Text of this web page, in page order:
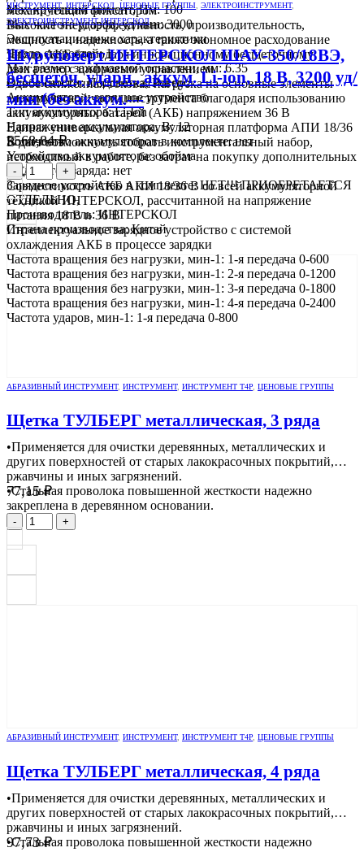
Max крутящий момент, Нм: 100
Max частота ударов, уд/мин: 3000
Эксплуатационные характеристики
Число скоростей: 1
Max размер зажимаемой оснастки, мм: 6.35
Особенности: Подсветка, Реверс
Аккумулятор и зарядное устройство
Тип аккумулятора: Li-Ion
Напряжение аккумулятора, В: 12
Количество аккумуляторов в комплекте: нет
Устройство аккумулятора: обойма
Индикатор заряда: нет
Зарядное устройство в комплекте: НЕТ!!! ПРИОБРЕТАЕТСЯ
ОТДЕЛЬНО,
Производитель: ИНТЕРСКОЛ
Страна производства: Китай
механическим фиксатором
Высокие энергоэффективность, производительность,
мощность и надежность, а также экономное расходование
заряда АКБ благодаря инновационному бесщеточному
двигателю с цифровым управлением
Вдвое сниженная токовая нагрузка на основные элементы
электрической части инструмента благодаря использованию
аккумуляторных батарей (АКБ) напряжением 36 В
Единая универсальная аккумуляторная платформа АПИ 18/36
В дает возможность собрать инструментальный набор,
необходимый в работе, без затрат на покупку дополнительных
АКБ
Совместимость АКБ АПИ 18/36 В со всей аккумуляторной
техникой ИНТЕРСКОЛ, рассчитанной на напряжение
питания 18 В и 36 В
Интеллектуальное зарядное устройство с системой
охлаждения АКБ в процессе зарядки
Частота вращения без нагрузки, мин-1: 1-я передача 0-600
Частота вращения без нагрузки, мин-1: 2-я передача 0-1200
Частота вращения без нагрузки, мин-1: 3-я передача 0-1800
Частота вращения без нагрузки, мин-1: 4-я передача 0-2400
Частота ударов, мин-1: 1-я передача 0-800
ИНСТРУМЕНТ, ИНТЕРСКОЛ ЦЕНОВЫЕ ГРУППЫ ЭЛЕКТРОИНСТРУМЕНТ,
ЭЛЕКТРОИНСТРУМЕНТ ИНТЕРСКОЛ
Шуруповерт ИНТЕРСКОЛ ШАУ-350/18ВЭ,
бесщеточ, ударн., аккум. Li-ion, 18 В, 3200 уд/
мин (без аккум.---
5568,84₽
- +
АБРАЗИВНЫЙ ИНСТРУМЕНТ, ИНСТРУМЕНТ, ИНСТРУМЕНТ Т4Р ЦЕНОВЫЕ ГРУППЫ
Щетка ТУЛБЕРГ металлическая, 3 ряда
•Применяется для очистки деревянных, металлических и
других поверхностей от старых лакокрасочных покрытий,
ржавчины и иных загрязнений.
•Стальная проволока повышенной жесткости надежно
закреплена в деревянном основании.
77,15₽
- +
АБРАЗИВНЫЙ ИНСТРУМЕНТ, ИНСТРУМЕНТ, ИНСТРУМЕНТ Т4Р ЦЕНОВЫЕ ГРУППЫ
Щетка ТУЛБЕРГ металлическая, 4 ряда
•Применяется для очистки деревянных, металлических и
других поверхностей от старых лакокрасочных покрытий,
ржавчины и иных загрязнений.
•Стальная проволока повышенной жесткости надежно
97,73₽